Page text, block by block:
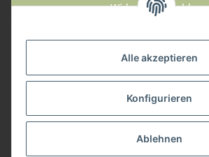
Alle akzeptieren
Konfigurieren
Ablehnen
Widerruf anmelden
Zahlungsmöglichkeiten